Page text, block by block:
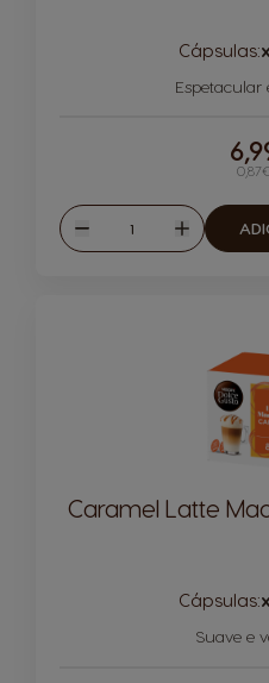
Cápsulas:
Espetacular
Reduzir
Quantidade
Aumentar
Caramel Latte
Cápsulas:
Suave e